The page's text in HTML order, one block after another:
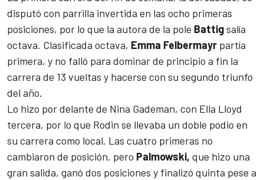
disputó con parrilla invertida en las ocho primeras
posiciones, por lo que la autora de la pole Battigsalía
octava. Clasificada octava, Emma Felbermayr partía
primera, y no falló para dominar de principio a fin la
carrera de 13 vueltas y hacerse con su segundo triunfo
del año.
Lo hizo por delante de Nina Gademan, con Ella Lloyd
tercera, por lo que Rodin se llevaba un doble podio en
su carrera como local. Las cuatro primeras no
cambiaron de posición, pero Palmowski, que hizo una
gran salida, ganó dos posiciones y finalizó quinta pese a